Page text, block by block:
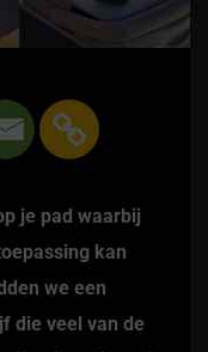
je pad waarbij
kan
we een
die veel van de